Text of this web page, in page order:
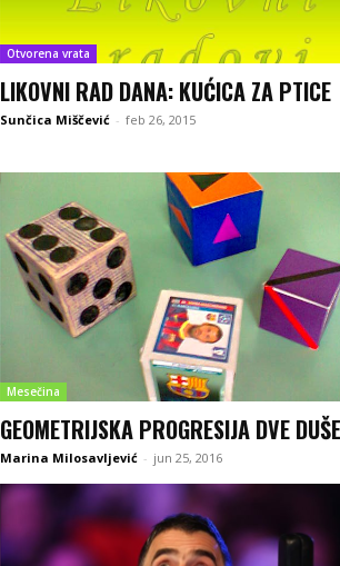
Otvorena vrata
LIKOVNI RAD DANA: KUĆICA ZA PTICE
Sunčica Miščević - feb 26, 2015
Mesečina
GEOMETRIJSKA PROGRESIJA DVE DUŠE
Marina Milosavljević - jun 25, 2016